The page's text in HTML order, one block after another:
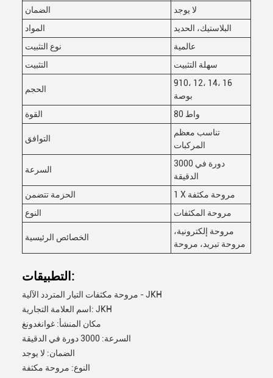
الضمان
لا يوجد
المواد
البلاستيك، الحديد
نوع التثبيت
عالمية
التثبيت
سهلة التثبيت
الحجم
910، 12، 14، 16
بوصة
القوة
80 واط
التوافق
تناسب معظم
المركبات
السرعة
3000 دورة في
الدقيقة
الحزمة تتضمن
1 X مروحة مكثفة
النوع
مروحة المكثفات
الخصائص الرئيسية
مروحة إلكترونية،
مروحة تبريد، مروحة
التطبيقات:
مروحة مكثفات التيار المتردد الآلية - JKH
اسم العلامة التجارية: JKH
مكان المنشأ: غوانغدونغ
السرعة: 3000 دورة في الدقيقة
الضمان: لا يوجد
النوع: مروحة مكثفة